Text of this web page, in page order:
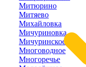
Митюрино
Митяево
Михайловка
Мичуриновка
Мичуринское
Многоводное
Многоречье